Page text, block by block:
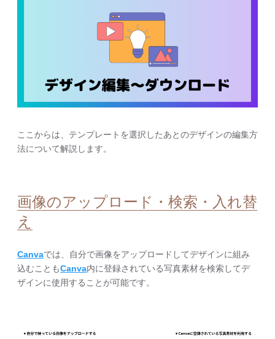
ここからは、テンプレートを選択したあとのデザインの編集方
法について解説します。
画像のアップロード・検索・入れ替
え
Canvaでは、自分で画像をアップロードしてデザインに組み
込むこともCanva内に登録されている写真素材を検索してデ
ザインに使用することが可能です。